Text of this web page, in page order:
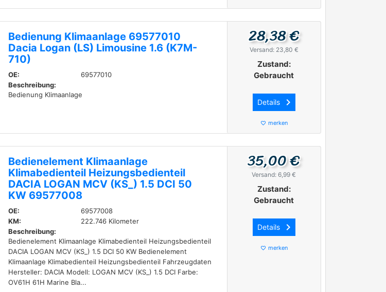
Bedienung Klimaanlage 69577010
Dacia Logan (LS) Limousine 1.6 (K7M-
710)
OE:
69577010
Beschreibung:
Bedienung Klimaanlage
28,38 €
Versand: 23,80 €
Zustand:
Gebraucht
Details keyboard_arrow_right
favorite_border merken
Bedienelement Klimaanlage
Klimabedienteil Heizungsbedienteil
DACIA LOGAN MCV (KS_) 1.5 DCI 50
KW 69577008
OE:
69577008
KM:
222.746 Kilometer
Beschreibung:
Bedienelement Klimaanlage Klimabedienteil Heizungsbedienteil
DACIA LOGAN MCV (KS_) 1.5 DCI 50 KW Bedienelement
Klimaanlage Klimabedienteil Heizungsbedienteil Fahrzeugdaten
Hersteller: DACIA Modell: LOGAN MCV (KS_) 1.5 DCI Farbe:
OV61H 61H Marine Bla...
35,00 €
Versand: 6,99 €
Zustand:
Gebraucht
Details keyboard_arrow_right
favorite_border merken